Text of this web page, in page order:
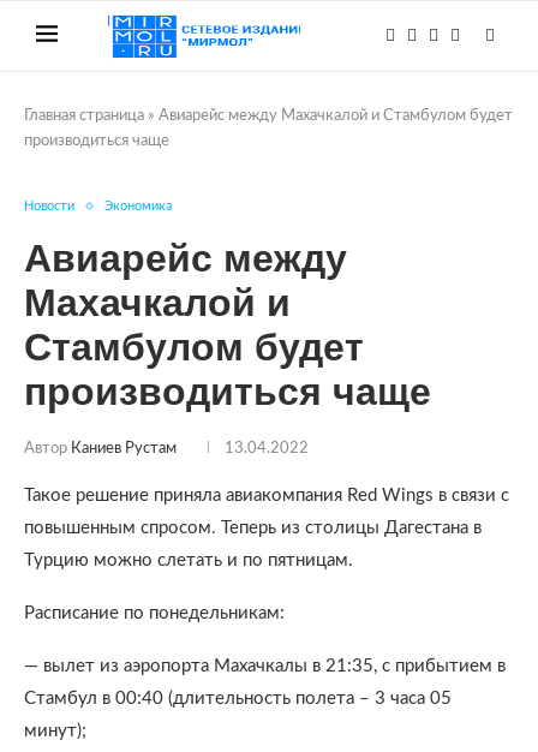
Главная страница » Авиарейс между Махачкалой и Стамбулом будет
производиться чаще
Новости Экономика
Авиарейс между
Махачкалой и
Стамбулом будет
производиться чаще
Автор Каниев Рустам 13.04.2022
Такое решение приняла авиакомпания Red Wings в связи с
повышенным спросом. Теперь из столицы Дагестана в
Турцию можно слетать и по пятницам.
Расписание по понедельникам:
— вылет из аэропорта Махачкалы в 21:35, с прибытием в
Стамбул в 00:40 (длительность полета – 3 часа 05
минут);